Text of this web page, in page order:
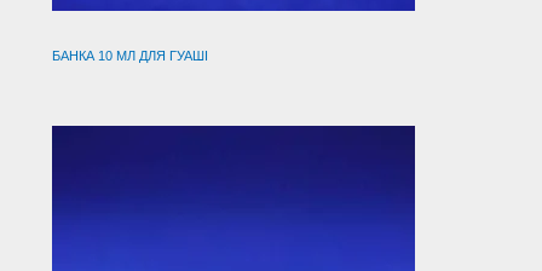
БАНКА 10 МЛ ДЛЯ ГУАШІ